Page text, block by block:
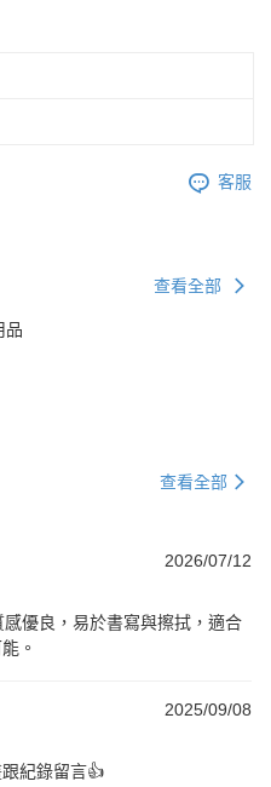
客服
查看全部
品
查看全部
2026/07/12
優良，易於書寫與擦拭，適合
。
2025/09/08
紀錄留言👍